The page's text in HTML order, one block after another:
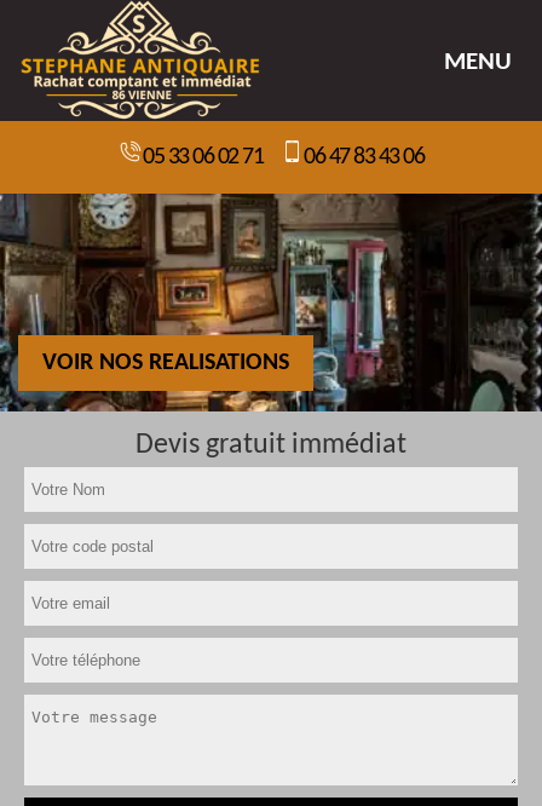
MENU
05 33 06 02 71 06 47 83 43 06
VOIR NOS REALISATIONS
Devis gratuit immédiat